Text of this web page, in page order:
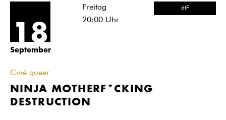
18
September
Freitag
20:00Uhr
dtF
Ciné queer
NINJA MOTHERF*CKING
DESTRUCTION